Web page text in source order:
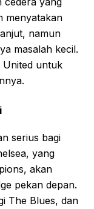
menyatakan
namun
masalah kecil.
United untuk
serius bagi
yang
akan
pekan depan.
The Blues, dan